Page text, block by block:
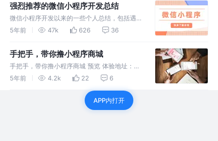
强烈推荐的微信小程序开发总结
微信小程序开发以来的一些个人总结，包括遇到
过的坑、常用拓展库和插件的推荐、性能优化
5年前 47k 626 36
手把手，带你撸小程序商城
手把手，带你撸小程序商城 预览 体验地址：
bytemall 话不多说，先上效果图，支持商品-->
言 该文章主要讲述一下，该微信小程序商城中
5年前 4.2k 22 6
APP内打开